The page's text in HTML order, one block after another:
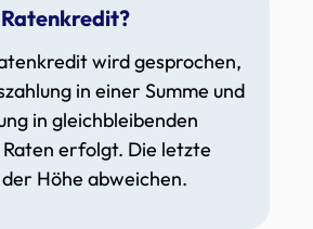
wird gesprochen,
in einer Summe und
in gleichbleibenden
erfolgt. Die letzte
Höhe abweichen.